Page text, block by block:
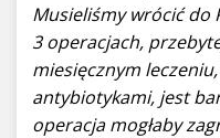
Musieliśmy wrócić
3 operacjach,
miesięcznym
antybiotykami, jest
operacja mogłaby